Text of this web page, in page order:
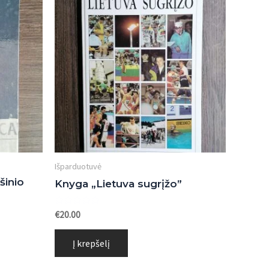
Išparduotuvė
Knyga „Lietuva sugrįžo”
Įvertinimas:
0
iš
€20.00
Į krepšelį